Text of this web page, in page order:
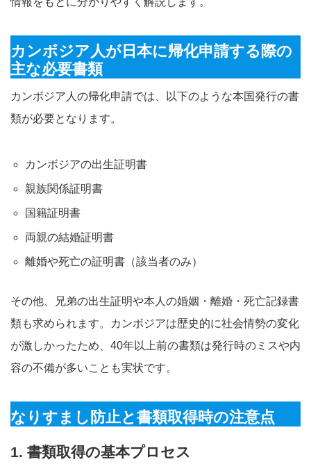
カンボジア人が日本に帰化申請する際の
主な必要書類
カンボジア人の帰化申請では、以下のような本国発行の書
類が必要となります。
カンボジアの出生証明書
親族関係証明書
国籍証明書
両親の結婚証明書
離婚や死亡の証明書（該当者のみ）
その他、兄弟の出生証明や本人の婚姻・離婚・死亡記録書
類も求められます。カンボジアは歴史的に社会情勢の変化
が激しかったため、40年以上前の書類は発行時のミスや内
容の不備が多いことも実状です。
なりすまし防止と書類取得時の注意点
1. 書類取得の基本プロセス